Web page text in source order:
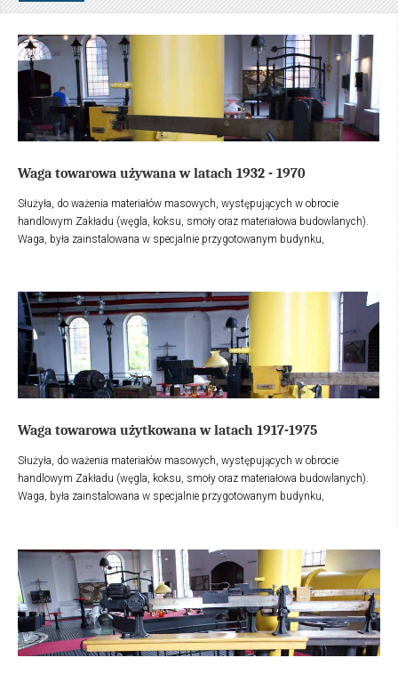
Waga towarowa używana w latach 1932 - 1970
Służyła, do ważenia materiałów masowych, występujących w obrocie
handlowym Zakładu (węgla, koksu, smoły oraz materiałowa budowlanych).
Waga, była zainstalowana w specjalnie przygotowanym budynku,
samochodów).
Waga towarowa użytkowana w latach 1917-1975
Służyła, do ważenia materiałów masowych, występujących w obrocie
handlowym Zakładu (węgla, koksu, smoły oraz materiałowa budowlanych).
Waga, była zainstalowana w specjalnie przygotowanym budynku,
samochodów). Rozliczenie dostaw, polegało na ważeniu pojazdu wraz z
załadunkiem (waga - brutto), a następnie porównywania z wagą samego
pojazdu (wagą - tara), różnica w wyniku, stanowiła wagę - netto, ciężar
materiałów.